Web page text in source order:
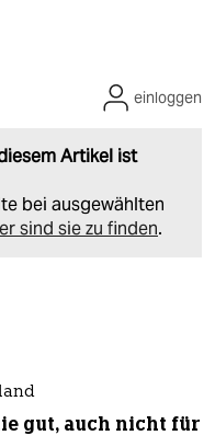
Artikel ist
bei ausgewählten
sind sie zu finden.
einloggen
gut, auch nicht für